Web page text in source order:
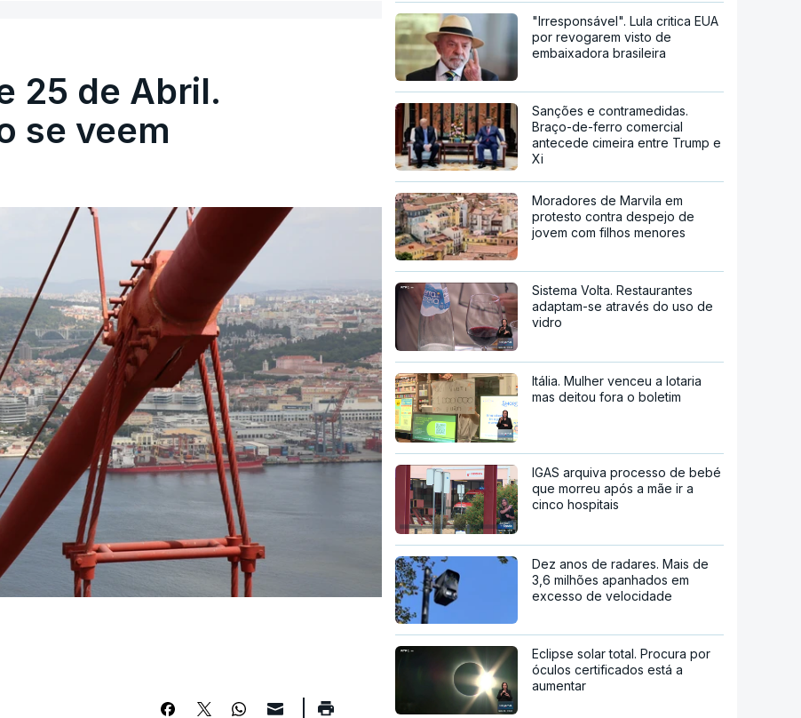
25 de Abril.
se veem
"Irresponsável". Lula critica EUA
por revogarem visto de
embaixadora brasileira
Sanções e contramedidas.
Braço-de-ferro comercial
antecede cimeira entre Trump e
Xi
Moradores de Marvila em
protesto contra despejo de
jovem com filhos menores
Sistema Volta. Restaurantes
adaptam-se através do uso de
vidro
Itália. Mulher venceu a lotaria
mas deitou fora o boletim
IGAS arquiva processo de bebé
que morreu após a mãe ir a
cinco hospitais
Dez anos de radares. Mais de
3,6 milhões apanhados em
excesso de velocidade
Eclipse solar total. Procura por
óculos certificados está a
aumentar